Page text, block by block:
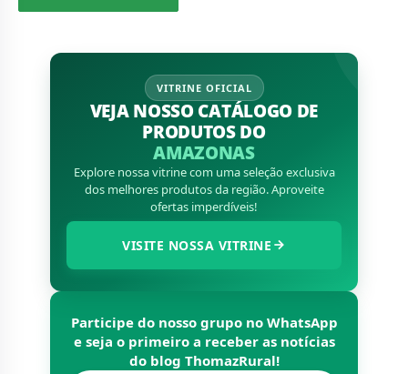
VITRINE OFICIAL
VEJA NOSSO CATÁLOGO DE
PRODUTOS DO
AMAZONAS
Explore nossa vitrine com uma seleção exclusiva
dos melhores produtos da região. Aproveite
ofertas imperdíveis!
VISITE NOSSA VITRINE
Participe do nosso grupo no WhatsApp
e seja o primeiro a receber as notícias
do blog ThomazRural!